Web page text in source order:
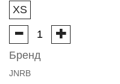
XS
Бренд
JNRB